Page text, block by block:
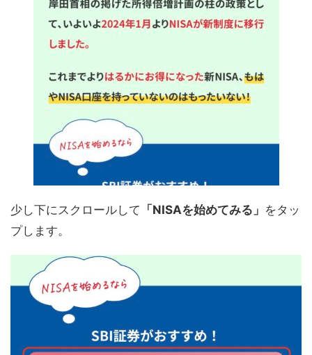
少し下にスクロールして 「NISAを始めてみる」 をタッ
プします。